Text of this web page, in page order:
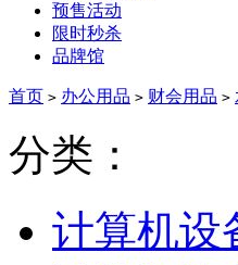
预售活动
限时秒杀
品牌馆
首页 > 办公用品 > 财会用品 >
分类：
计算机设